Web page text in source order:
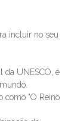
incluir no seu
da UNESCO, é
como "O Reino